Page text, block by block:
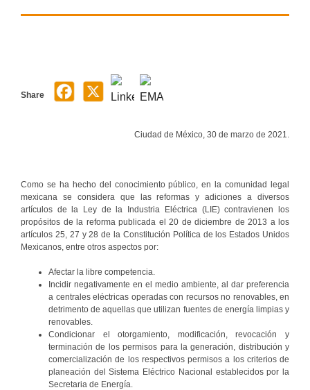
Share
Ciudad de México, 30 de marzo de 2021.
Como se ha hecho del conocimiento público, en la comunidad legal
mexicana se considera que las reformas y adiciones a diversos
artículos de la Ley de la Industria Eléctrica (LIE) contravienen los
propósitos de la reforma publicada el 20 de diciembre de 2013 a los
artículos 25, 27 y 28 de la Constitución Política de los Estados Unidos
Mexicanos, entre otros aspectos por:
Afectar la libre competencia.
Incidir negativamente en el medio ambiente, al dar preferencia
a centrales eléctricas operadas con recursos no renovables, en
detrimento de aquellas que utilizan fuentes de energía limpias y
renovables.
Condicionar el otorgamiento, modificación, revocación y
terminación de los permisos para la generación, distribución y
comercialización de los respectivos permisos a los criterios de
planeación del Sistema Eléctrico Nacional establecidos por la
Secretaria de Energía.